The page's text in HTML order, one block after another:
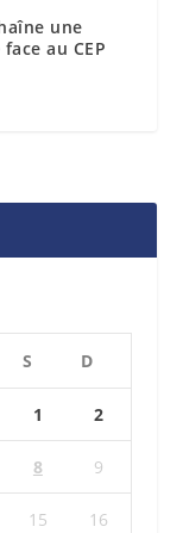
une
au CEP
S D
1 2
8 9
15 16